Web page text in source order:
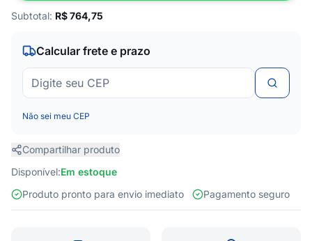
Subtotal: R$764,75
Calcular frete e prazo
Não sei meu CEP
Compartilhar produto
Disponível:Em estoque
Produto pronto para envio imediato
Pagamento seguro